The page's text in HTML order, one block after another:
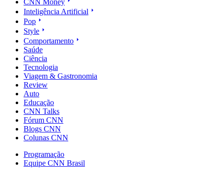
Inteligência Artificial
Pop
Style
Comportamento
Saúde
Ciência
Tecnologia
Viagem & Gastronomia
Review
Auto
Educação
CNN Talks
Fórum CNN
Blogs CNN
Colunas CNN
Programação
Equipe CNN Brasil